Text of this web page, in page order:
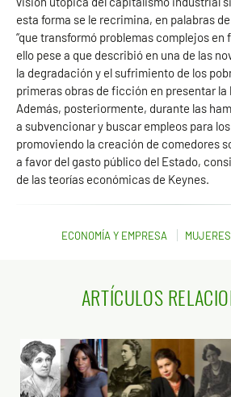
esta forma se le recrimina, en palabras
“que transformó problemas complejos en
ello pese a que describió en una de las
la degradación y el sufrimiento de los
primeras obras de ficción en presentar
Además, posteriormente, durante las
a subvencionar y buscar empleos para
promoviendo la creación de comedores
a favor del gasto público del Estado,
de las teorías económicas de Keynes.
ECONOMÍA Y EMPRESA
ARTÍCULOS